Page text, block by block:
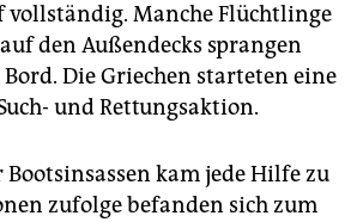
Manche Flüchtlinge
den Außendecks sprangen
Die Griechen starteten eine
und Rettungsaktion.
Bootsinsassen kam jede Hilfe zu
zufolge befanden sich zum